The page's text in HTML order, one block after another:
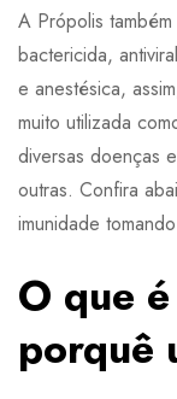
A Própolis
bactericida,
e anestésica,
muito utilizada
diversas doenças
outras. Confira
imunidade tomando
O que
porquê